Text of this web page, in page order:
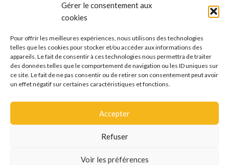
Gérer le consentement aux
cookies
Pour offrir les meilleures expériences, nous utilisons des technologies
telles que les cookies pour stocker et/ou accéder aux informations des
appareils. Le fait de consentir à ces technologies nous permettra de traiter
des données telles que le comportement de navigation ou les ID uniques sur
ce site. Le fait de ne pas consentir ou de retirer son consentement peut avoir
un effet négatif sur certaines caractéristiques et fonctions.
Accepter
Refuser
Voir les préférences
Livraison suivie
Vie privée
Recrutement
CONSOMMER AVEC MODÉRATION.